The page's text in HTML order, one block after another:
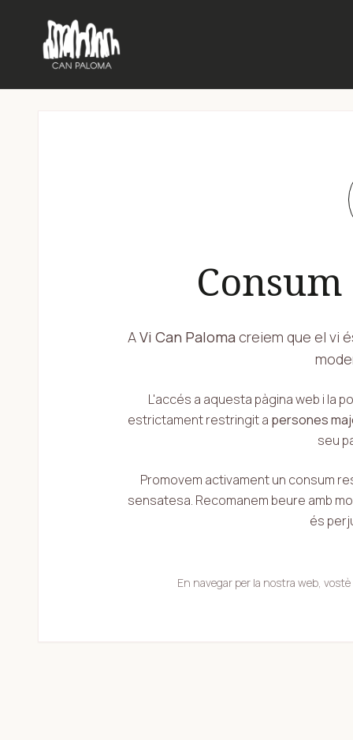
AVi Can Paloma creiem que el vi
L'accés a aquesta pàgina web i la
estrictament restringit a persones
seu
Promovem activament un consum
sensatesa. Recomanem beure amb
és
En navegar per la nostra web,